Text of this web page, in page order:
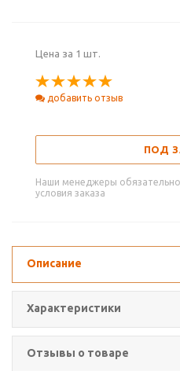
Цена за 1 шт.
добавить отзыв
ПОД
Наши менеджеры обязательно
условия заказа
Описание
Характеристики
Отзывы о товаре